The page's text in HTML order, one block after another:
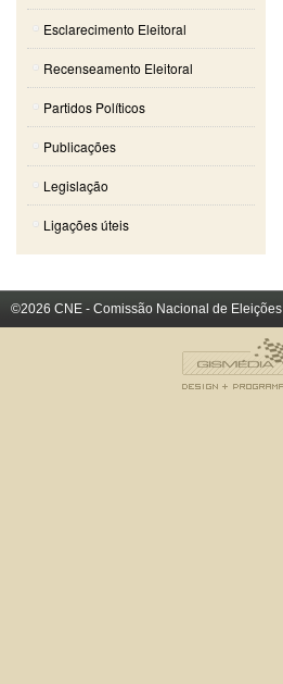
Esclarecimento Eleitoral
Recenseamento Eleitoral
Partidos Políticos
Publicações
Legislação
Ligações úteis
©2026 CNE - Comissão Nacional de Eleições